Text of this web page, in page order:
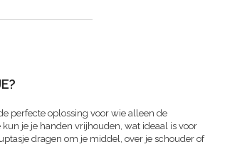
perfecte oplossing voor wie alleen de
je je handen vrijhouden, wat ideaal is voor
dragen om je middel, over je schouder of